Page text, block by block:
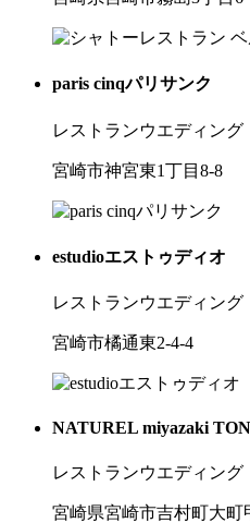
paris cinqパリサンク
レストランウエディング
宮崎市神宮東1丁目8-8
estudioエストゥディオ
レストランウエディング
宮崎市橘通東2-4-4
NATUREL miyazaki TON
レストランウエディング
宮崎県宮崎市吉村町大町